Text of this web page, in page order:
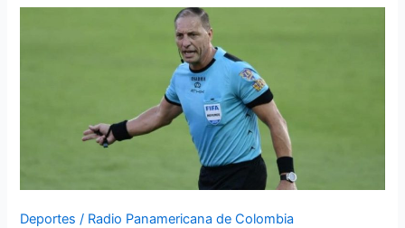
Deportes / Radio Panamericana de Colombia
qué